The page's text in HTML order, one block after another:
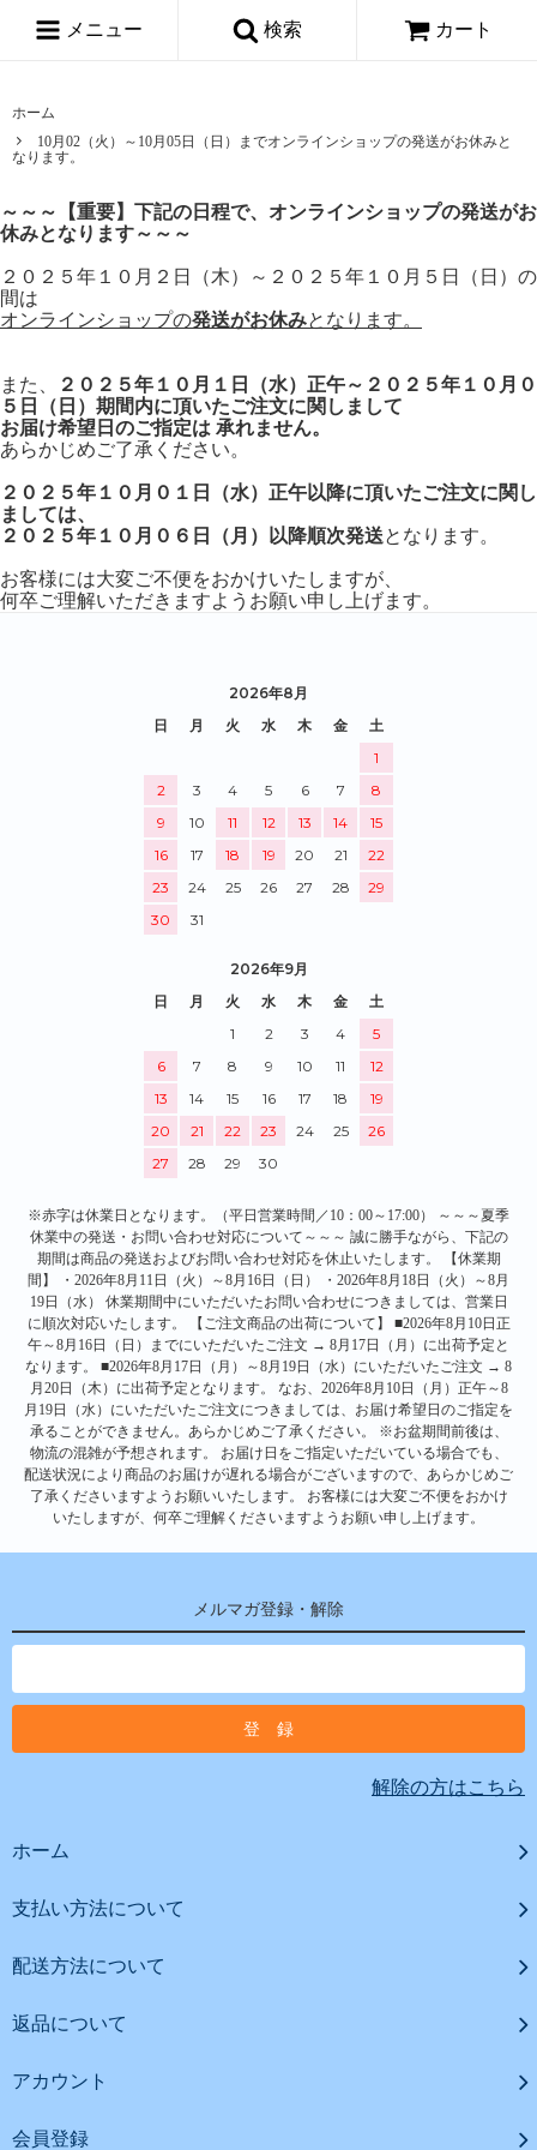
メニュー 検索 カート
ホーム
10月02（火）～10月05日（日）までオンラインショップの発送がお休みと
なります。
～～～【重要】下記の日程で、オンラインショップの発送がお
休みとなります～～～
２０２５年１０月２日（木）～２０２５年１０月５日（日）の
間は
オンラインショップの発送がお休みとなります。
また、
２０２５年１０月１日（水）正午～２０２５年１０月０
５日（日）期間内に頂いたご注文に関しまして
お届け希望日のご指定は 承れません。
あらかじめご了承ください。
２０２５年１０月０１日（水）正午以降に頂いたご注文に関し
ましては、
２０２５年１０月０６日（月）以降順次発送となります。
お客様には大変ご不便をおかけいたしますが、
何卒ご理解いただきますようお願い申し上げます。
2026年8月
日
月 火 水 木 金
土
1
2
3 4 5 6 7
8
9
10 11 12 13 14
15
16
17 18 19 20 21
22
23
24 25 26 27 28
29
30
31
2026年9月
日
月 火 水 木 金
土
1
2 3 4
5
6
7 8 9 10 11
12
13
14 15 16 17 18
19
20
21 22 23 24 25
26
27
28 29 30
※赤字は休業日となります。（平日営業時間／10：00～17:00） ～～～夏季
休業中の発送・お問い合わせ対応について～～～ 誠に勝手ながら、下記の
期間は商品の発送およびお問い合わせ対応を休止いたします。 【休業期
間】 ・2026年8月11日（火）～8月16日（日） ・2026年8月18日（火）～8月
19日（水） 休業期間中にいただいたお問い合わせにつきましては、営業日
に順次対応いたします。 【ご注文商品の出荷について】 ■2026年8月10日正
午～8月16日（日）までにいただいたご注文 → 8月17日（月）に出荷予定と
なります。 ■2026年8月17日（月）～8月19日（水）にいただいたご注文 → 8
月20日（木）に出荷予定となります。 なお、2026年8月10日（月）正午～8
月19日（水）にいただいたご注文につきましては、お届け希望日のご指定を
承ることができません。あらかじめご了承ください。 ※お盆期間前後は、
物流の混雑が予想されます。 お届け日をご指定いただいている場合でも、
配送状況により商品のお届けが遅れる場合がございますので、あらかじめご
了承くださいますようお願いいたします。 お客様には大変ご不便をおかけ
いたしますが、何卒ご理解くださいますようお願い申し上げます。
メルマガ登録・解除
解除の方はこちら
ホーム
支払い方法について
配送方法について
返品について
アカウント
会員登録